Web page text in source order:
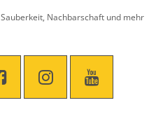
Sauberkeit, Nachbarschaft und mehr